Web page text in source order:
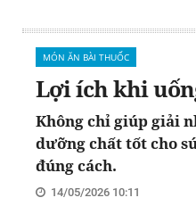
MÓN ĂN BÀI THUỐC
Lợi ích khi
Không chỉ giúp giải
dưỡng chất tốt cho
đúng cách.
14/05/2026 10:11